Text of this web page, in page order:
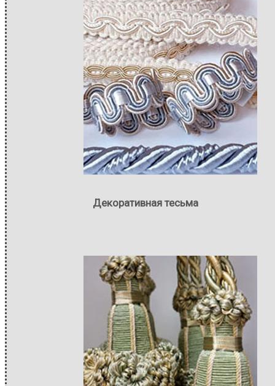
Декоративная тесьма